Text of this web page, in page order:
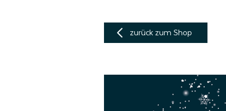
zurück zum Shop